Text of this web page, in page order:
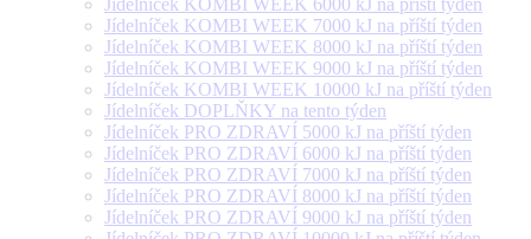
Jídelníček KOMBI WEEK 6000 kJ na příští týden
Jídelníček KOMBI WEEK 7000 kJ na příští týden
Jídelníček KOMBI WEEK 8000 kJ na příští týden
Jídelníček KOMBI WEEK 9000 kJ na příští týden
Jídelníček KOMBI WEEK 10000 kJ na příští týden
Jídelníček DOPLŇKY na tento týden
Jídelníček PRO ZDRAVÍ 5000 kJ na příští týden
Jídelníček PRO ZDRAVÍ 6000 kJ na příští týden
Jídelníček PRO ZDRAVÍ 7000 kJ na příští týden
Jídelníček PRO ZDRAVÍ 8000 kJ na příští týden
Jídelníček PRO ZDRAVÍ 9000 kJ na příští týden